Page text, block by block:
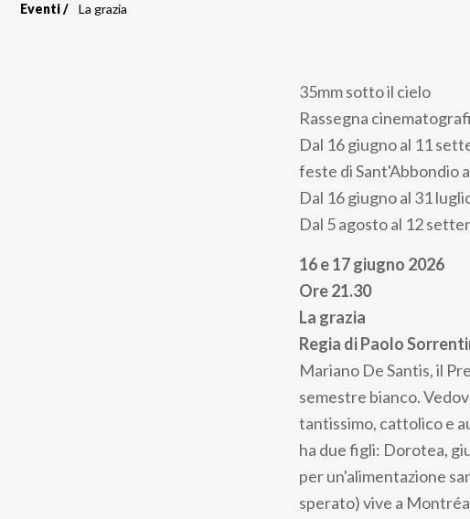
Briciole
Eventi La grazia
35mm sotto il cielo
Rassegna
Dal 16 giugno al 11
feste di Sant'Abbondio
Dal 16 giugno al 31
Dal 5 agosto al 12
16 e 17 giugno 2026
Ore 21.30
La grazia
Regia diPaolo
Mariano De Santis, il
semestre bianco.
tantissimo, cattolico e
ha due figli: Dorotea,
per un'alimentazione
sperato) vive a